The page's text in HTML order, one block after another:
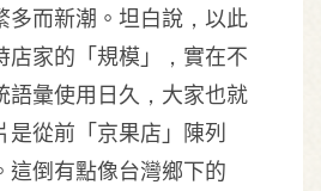
多而新潮。坦白說，以此
店家的「規模」，實在不
語彙使用日久，大家也就
是從前「京果店」陳列
這倒有點像台灣鄉下的